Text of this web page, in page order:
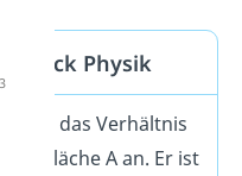
Druck Physik
p gibt das Verhältnis
Fläche A an. Er ist